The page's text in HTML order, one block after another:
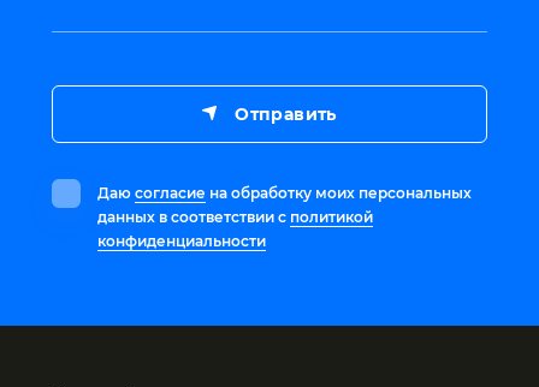
Даю согласие на обработку моих персональных
данных в соответствии с политикой
конфиденциальности
Отправить